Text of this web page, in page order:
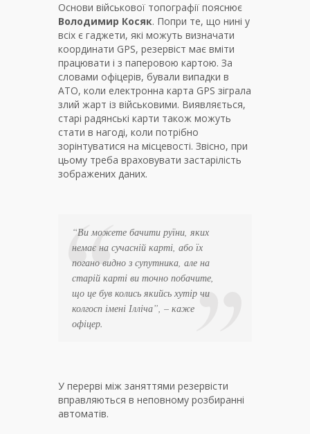
Основи військової топографії пояснює
Володимир Косяк. Попри те, що нині у
всіх є гаджети, які можуть визначати
координати GPS, резервіст має вміти
працювати і з паперовою картою. За
словами офіцерів, бували випадки в
АТО, коли електронна карта GPS зіграла
злий жарт із військовими. Виявляється,
старі радянські карти також можуть
стати в нагоді, коли потрібно
зорінтуватися на місцевості. Звісно, при
цьому треба враховувати застарілість
зображених даних.
“Ви можете бачити руїни, яких
немає на сучасній карті, або їх
погано видно з супутника, але на
старій карті ви точно побачите,
що це був колись якийсь хутір чи
колгосп імені Ілліча”, – каже
офіцер.
У перерві між заняттями резервісти
вправляються в неповному розбиранні
автоматів.